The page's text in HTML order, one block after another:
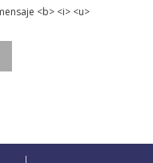
<b> <i> <u>